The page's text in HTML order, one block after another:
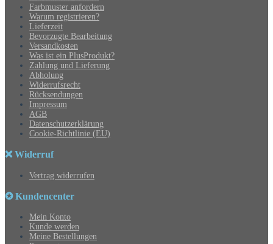
Farbmuster anfordern
Warum registrieren?
Lieferzeit
Bevorzugte Bearbeitung
Versandkosten
Was ist ein PlusProdukt?
Zahlung und Lieferung
Abholung
Widerrufsrecht
Rücksendungen
Impressum
AGB
Datenschutzerklärung
Cookie-Richtlinie (EU)
❌ Widerruf
Vertrag widerrufen
✪ Kundencenter
Mein Konto
Kunde werden
Meine Bestellungen